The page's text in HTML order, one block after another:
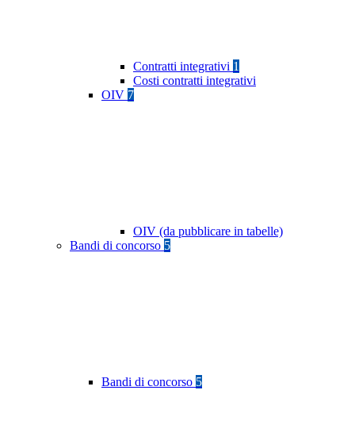
Contratti integrativi 1
Costi contratti integrativi
OIV 7
OIV (da pubblicare in tabelle)
Bandi di concorso 5
Bandi di concorso 5